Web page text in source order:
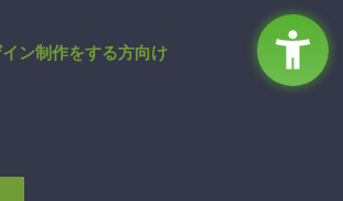
トサイト
ン制作をする方向け